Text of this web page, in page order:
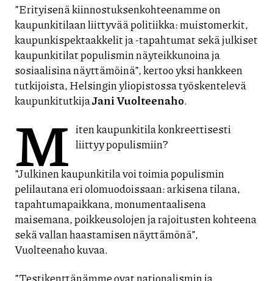
”Erityisenä kiinnostuksenkohteenamme on
kaupunkitilaan liittyvää politiikka: muistomerkit,
kaupunkispektaakkelit ja -tapahtumat sekä julkiset
kaupunkitilat populismin näyteikkunoina ja
sosiaalisina näyttämöinä”, kertoo yksi hankkeen
tutkijoista, Helsingin yliopistossa työskentelevä
kaupunkitutkijaJani Vuolteenaho.
M iten kaupunkitila konkreettisesti
liittyy populismiin?
”Julkinen kaupunkitila voi toimia populismin
pelilautana eri olomuodoissaan: arkisena tilana,
tapahtumapaikkana, monumentaalisena
maisemana, poikkeusolojen ja rajoitusten kohteena
sekä vallan haastamisen näyttämönä”,
Vuolteenaho kuvaa.